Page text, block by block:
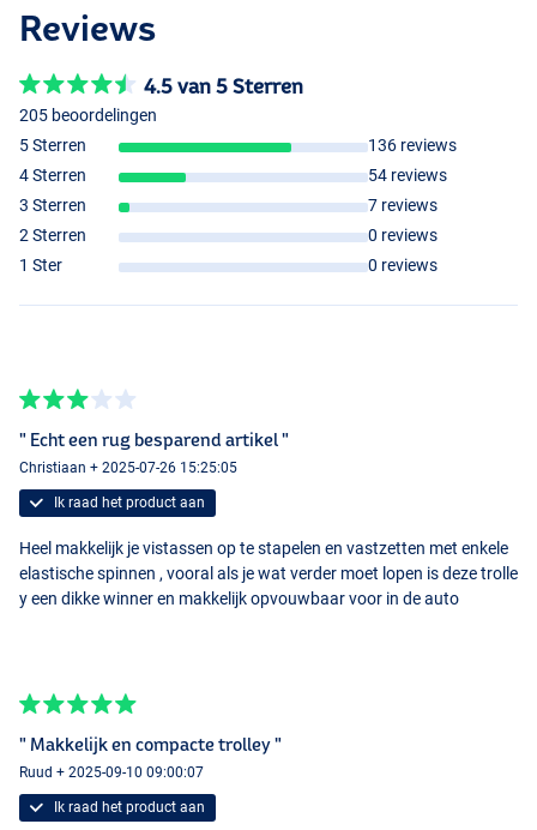
Reviews
4.5 van 5 Sterren
205 beoordelingen
5 Sterren
136 reviews
4 Sterren
54 reviews
3 Sterren
7 reviews
2 Sterren
0 reviews
1 Ster
0 reviews
" Echt een rug besparend artikel "
Christiaan + 2025-07-26 15:25:05
Ik raad het product aan
Heel makkelijk je vistassen op te stapelen en vastzetten met enkele
elastische spinnen , vooral als je wat verder moet lopen is deze trolle
y een dikke winner en makkelijk opvouwbaar voor in de auto
" Makkelijk en compacte trolley "
Ruud + 2025-09-10 09:00:07
Ik raad het product aan